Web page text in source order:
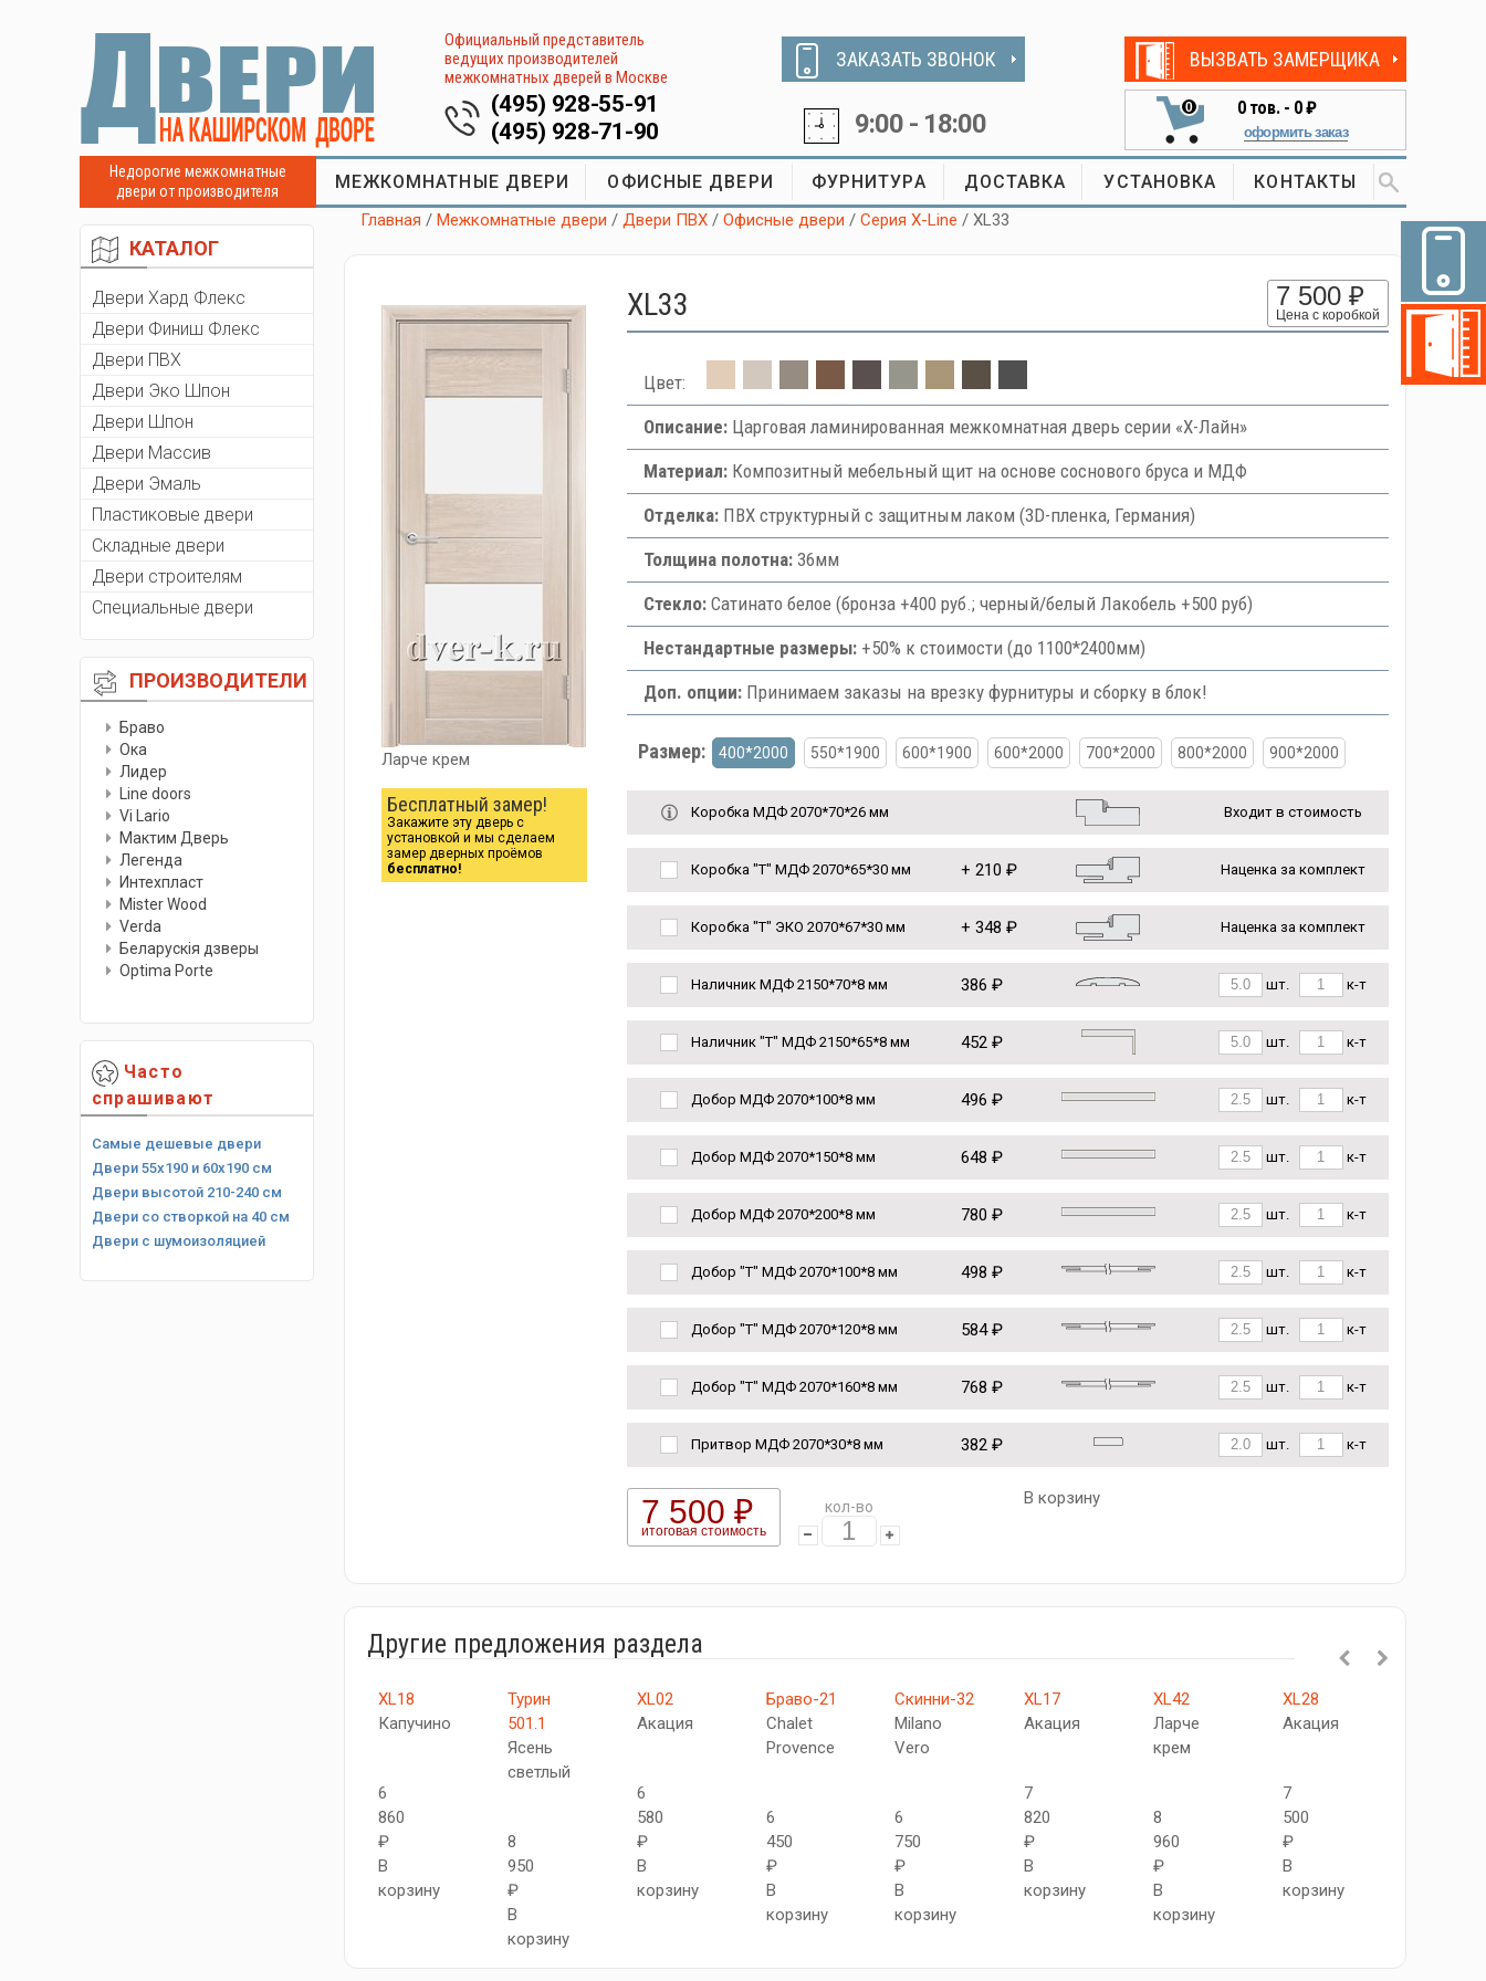
Официальный представитель
ведущих производителей
межкомнатных дверей в Москве
(495) 928-55-91
(495) 928-71-90
ЗАКАЗАТЬ ЗВОНОК
9:00 - 18:00
ВЫЗВАТЬ ЗАМЕРЩИКА
0 0тов. - 0 ₽
оформить заказ
Недорогие межкомнатные
двери от производителя
МЕЖКОМНАТНЫЕ ДВЕРИ ОФИСНЫЕ ДВЕРИ ФУРНИТУРА ДОСТАВКА УСТАНОВКА КОНТАКТЫ
КАТАЛОГ
Двери Хард Флекс
Двери Финиш Флекс
Двери ПВХ
Двери Эко Шпон
Двери Шпон
Двери Массив
Двери Эмаль
Пластиковые двери
Складные двери
Двери строителям
Специальные двери
ПРОИЗВОДИТЕЛИ
Браво
Ока
Лидер
Line doors
Vi Lario
Мактим Дверь
Легенда
Интехпласт
Мister Wood
Verda
Беларускiя дзверы
Optima Porte
Часто
спрашивают
Самые дешевые двери
Двери 55х190 и 60х190 см
Двери высотой 210-240 см
Двери со створкой на 40 см
Двери с шумоизоляцией
Главная /Межкомнатные двери /Двери ПВХ /Офисные двери /Серия X-Line / XL33
Ларче крем
Бесплатный замер!
Закажите эту дверь с
установкой и мы сделаем
замер дверных проёмов
бесплатно!
XL33 7 500 ₽
Цена с коробкой
Цвет:
Описание:Царговая ламинированная межкомнатная дверь серии «Х-Лайн»
Материал:Композитный мебельный щит на основе соснового бруса и МДФ
Отделка:ПВХ структурный с защитным лаком (3D-пленка, Германия)
Толщина полотна:36мм
Стекло:Сатинато белое (бронза +400 руб.; черный/белый Лакобель +500 руб)
Нестандартные размеры:+50% к стоимости (до 1100*2400мм)
Доп. опции:Принимаем заказы на врезку фурнитуры и сборку в блок!
Размер: 400*2000 550*1900 600*1900 600*2000 700*2000 800*2000 900*2000
Коробка МДФ 2070*70*26 мм Входит в стоимость
Коробка "Т" МДФ 2070*65*30 мм + 210 ₽ Наценка за комплект
Коробка "Т" ЭКО 2070*67*30 мм + 348 ₽ Наценка за комплект
Наличник МДФ 2150*70*8 мм 386 ₽ шт. к-т
Наличник "Т" МДФ 2150*65*8 мм 452 ₽ шт. к-т
Добор МДФ 2070*100*8 мм 496 ₽ шт. к-т
Добор МДФ 2070*150*8 мм 648 ₽ шт. к-т
Добор МДФ 2070*200*8 мм 780 ₽ шт. к-т
Добор "Т" МДФ 2070*100*8 мм 498 ₽ шт. к-т
Добор "Т" МДФ 2070*120*8 мм 584 ₽ шт. к-т
Добор "Т" МДФ 2070*160*8 мм 768 ₽ шт. к-т
Притвор МДФ 2070*30*8 мм 382 ₽ шт. к-т
7 500 ₽
итоговая стоимость
кол-во В корзину
Другие предложения раздела
XL18
Капучино
6
860
₽
В
корзину
Турин
501.1
Ясень
светлый
8
950
₽
В
корзину
XL02
Акация
6
580
₽
В
корзину
Браво-21
Chalet
Provence
6
450
₽
В
корзину
Скинни-32
Milano
Vero
6
750
₽
В
корзину
XL17
Акация
7
820
₽
В
корзину
XL42
Ларче
крем
8
960
₽
В
корзину
XL28
Акация
7
500
₽
В
корзину